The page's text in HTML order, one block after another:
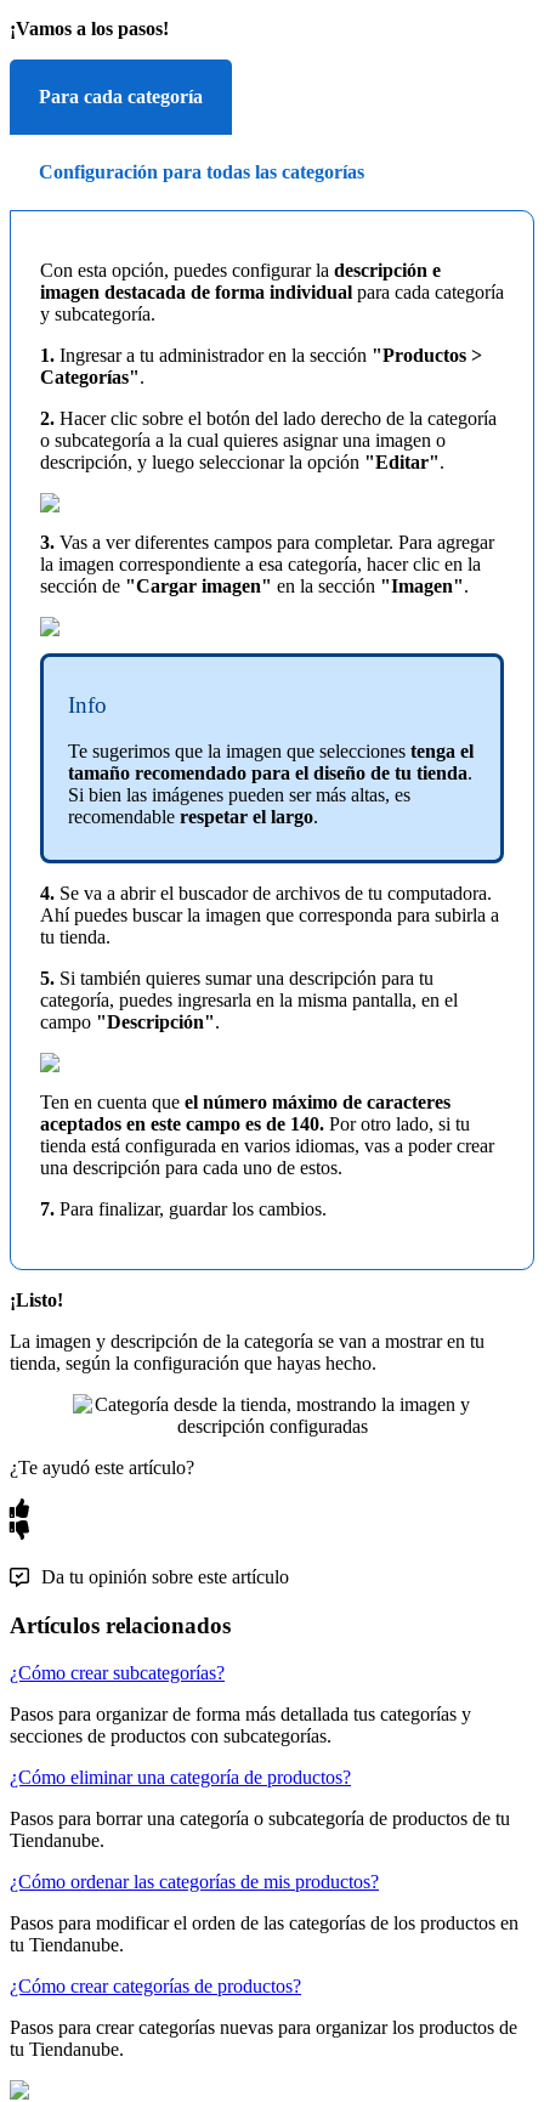
¡Vamos a los pasos!
Para cada categoría
Configuración para todas las categorías
Con esta opción, puedes configurar la descripción e
imagen destacada de forma individual para cada categoría
y subcategoría.
1. Ingresar a tu administrador en la sección "Productos >
Categorías".
2. Hacer clic sobre el botón del lado derecho de la categoría
o subcategoría a la cual quieres asignar una imagen o
descripción, y luego seleccionar la opción "Editar".
3. Vas a ver diferentes campos para completar. Para agregar
la imagen correspondiente a esa categoría, hacer clic en la
sección de "Cargar imagen" en la sección "Imagen".
Info
Te sugerimos que la imagen que selecciones tenga el
tamaño recomendado para el diseño de tu tienda.
Si bien las imágenes pueden ser más altas, es
recomendable respetar el largo.
4. Se va a abrir el buscador de archivos de tu computadora.
Ahí puedes buscar la imagen que corresponda para subirla a
tu tienda.
5. Si también quieres sumar una descripción para tu
categoría, puedes ingresarla en la misma pantalla, en el
campo "Descripción".
Ten en cuenta que el número máximo de caracteres
aceptados en este campo es de 140. Por otro lado, si tu
tienda está configurada en varios idiomas, vas a poder crear
una descripción para cada uno de estos.
7. Para finalizar, guardar los cambios.
¡Listo!
La imagen y descripción de la categoría se van a mostrar en tu
tienda, según la configuración que hayas hecho.
¿Te ayudó este artículo?
Da tu opinión sobre este artículo
Artículos relacionados
¿Cómo crear subcategorías?
Pasos para organizar de forma más detallada tus categorías y
secciones de productos con subcategorías.
¿Cómo eliminar una categoría de productos?
Pasos para borrar una categoría o subcategoría de productos de tu
Tiendanube.
¿Cómo ordenar las categorías de mis productos?
Pasos para modificar el orden de las categorías de los productos en
tu Tiendanube.
¿Cómo crear categorías de productos?
Pasos para crear categorías nuevas para organizar los productos de
tu Tiendanube.